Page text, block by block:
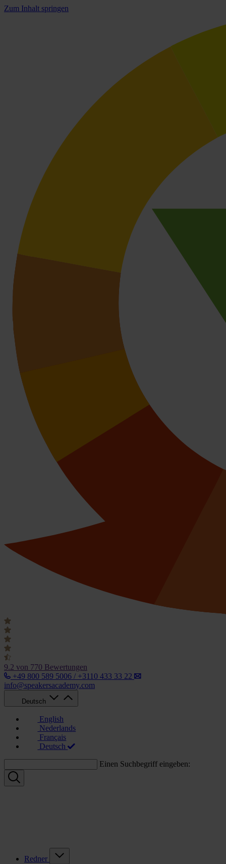
Zum Inhalt springen
9.2 von 770 Bewertungen
+49 800 589 5006 / +3110 433 33 22
info@speakersacademy.com
Deutsch
English
Nederlands
Français
Deutsch
Einen Suchbegriff eingeben:
Redner